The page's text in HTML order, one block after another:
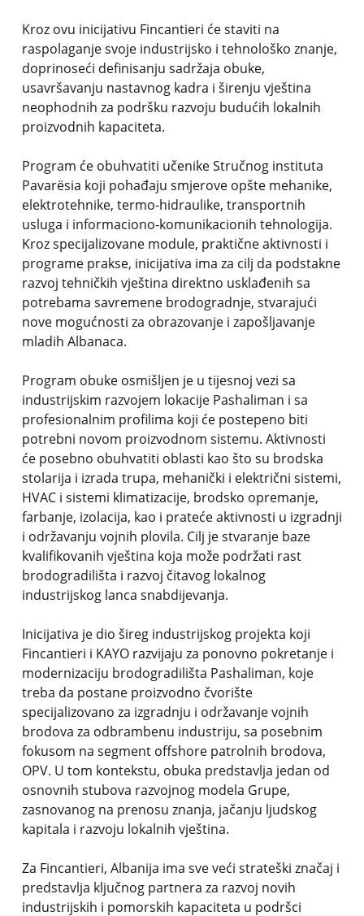
Kroz ovu inicijativu Fincantieri će staviti na
raspolaganje svoje industrijsko i tehnološko znanje,
doprinoseći definisanju sadržaja obuke,
usavršavanju nastavnog kadra i širenju vještina
neophodnih za podršku razvoju budućih lokalnih
proizvodnih kapaciteta.
Program će obuhvatiti učenike Stručnog instituta
Pavarësia koji pohađaju smjerove opšte mehanike,
elektrotehnike, termo-hidraulike, transportnih
usluga i informaciono-komunikacionih tehnologija.
Kroz specijalizovane module, praktične aktivnosti i
programe prakse, inicijativa ima za cilj da podstakne
razvoj tehničkih vještina direktno usklađenih sa
potrebama savremene brodogradnje, stvarajući
nove mogućnosti za obrazovanje i zapošljavanje
mladih Albanaca.
Program obuke osmišljen je u tijesnoj vezi sa
industrijskim razvojem lokacije Pashaliman i sa
profesionalnim profilima koji će postepeno biti
potrebni novom proizvodnom sistemu. Aktivnosti
će posebno obuhvatiti oblasti kao što su brodska
stolarija i izrada trupa, mehanički i električni sistemi,
HVAC i sistemi klimatizacije, brodsko opremanje,
farbanje, izolacija, kao i prateće aktivnosti u izgradnji
i održavanju vojnih plovila. Cilj je stvaranje baze
kvalifikovanih vještina koja može podržati rast
brodogradilišta i razvoj čitavog lokalnog
industrijskog lanca snabdijevanja.
Inicijativa je dio šireg industrijskog projekta koji
Fincantieri i KAYO razvijaju za ponovno pokretanje i
modernizaciju brodogradilišta Pashaliman, koje
treba da postane proizvodno čvorište
specijalizovano za izgradnju i održavanje vojnih
brodova za odbrambenu industriju, sa posebnim
fokusom na segment offshore patrolnih brodova,
OPV. U tom kontekstu, obuka predstavlja jedan od
osnovnih stubova razvojnog modela Grupe,
zasnovanog na prenosu znanja, jačanju ljudskog
kapitala i razvoju lokalnih vještina.
Za Fincantieri, Albanija ima sve veći strateški značaj i
predstavlja ključnog partnera za razvoj novih
industrijskih i pomorskih kapaciteta u podršci